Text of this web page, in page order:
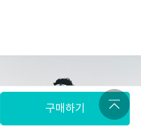
구매하기